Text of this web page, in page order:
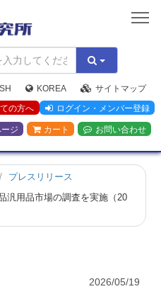
矢
野
経
済
研
究
所
KOREA
サイトマップ
の方へ
ログイン・メンバー登録
ジ カート お問い合わせ
プレスリリース
汎用品市場の調査を実施（20
2026/05/19